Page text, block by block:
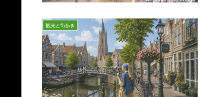
観光と街歩き